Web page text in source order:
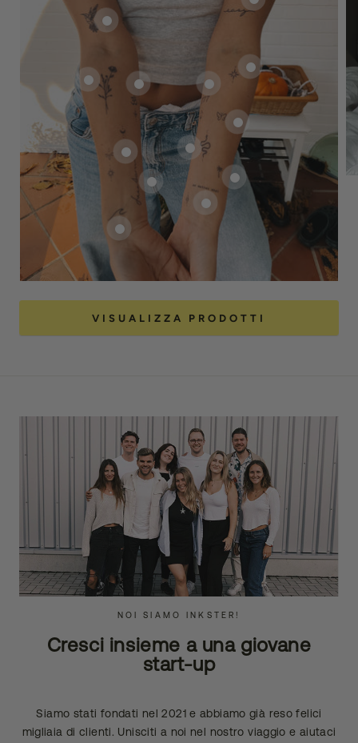
VISUALIZZA PRODOTTI
NOI SIAMO INKSTER!
Cresci insieme a una giovane
start-up
Siamo stati fondati nel 2021 e abbiamo già reso felici
migliaia di clienti. Unisciti a noi nel nostro viaggio e aiutaci